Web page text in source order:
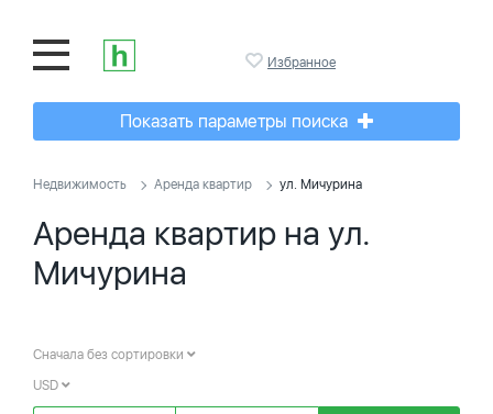
Избранное
Показать параметры поиска
Недвижимость Аренда квартир ул. Мичурина
Аренда квартир на ул.
Мичурина
Сначала без сортировки
USD